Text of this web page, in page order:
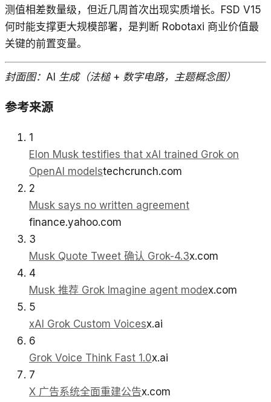
测值相差数量级，但近几周首次出现实质增长。FSD V15
何时能支撑更大规模部署，是判断 Robotaxi 商业价值最
关键的前置变量。
封面图：AI 生成（法槌 + 数字电路，主题概念图）
参考来源
1
Elon Musk testifies that xAI trained Grok on
OpenAI modelstechcrunch.com
2
Musk says no written agreement
finance.yahoo.com
3
Musk Quote Tweet 确认 Grok-4.3x.com
4
Musk 推荐 Grok Imagine agent modex.com
5
xAI Grok Custom Voicesx.ai
6
Grok Voice Think Fast 1.0x.ai
7
X 广告系统全面重建公告x.com